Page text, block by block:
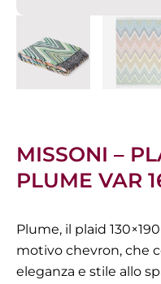
MISSONI –
PLUME VAR
Plume, il plaid
motivo chevron, che
eleganza e stile allo